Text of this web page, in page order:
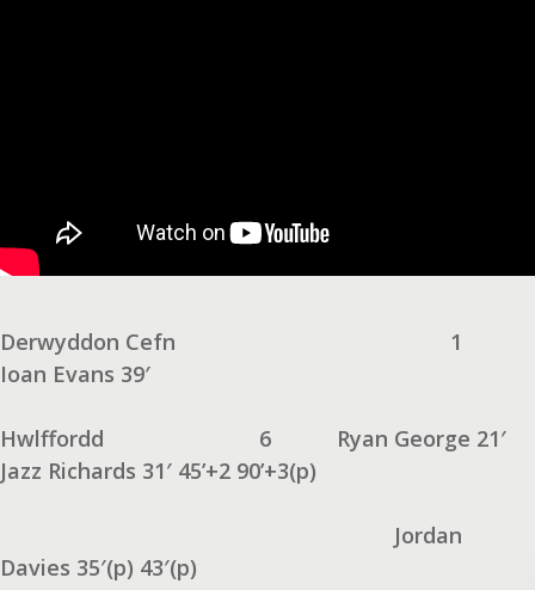
Derwyddon Cefn
1
Ioan Evans 39′
Hwlffordd 6
Ryan George 21′
Jazz Richards 31′ 45’+2 90’+3(p)
Jordan
Davies 35′(p) 43′(p)